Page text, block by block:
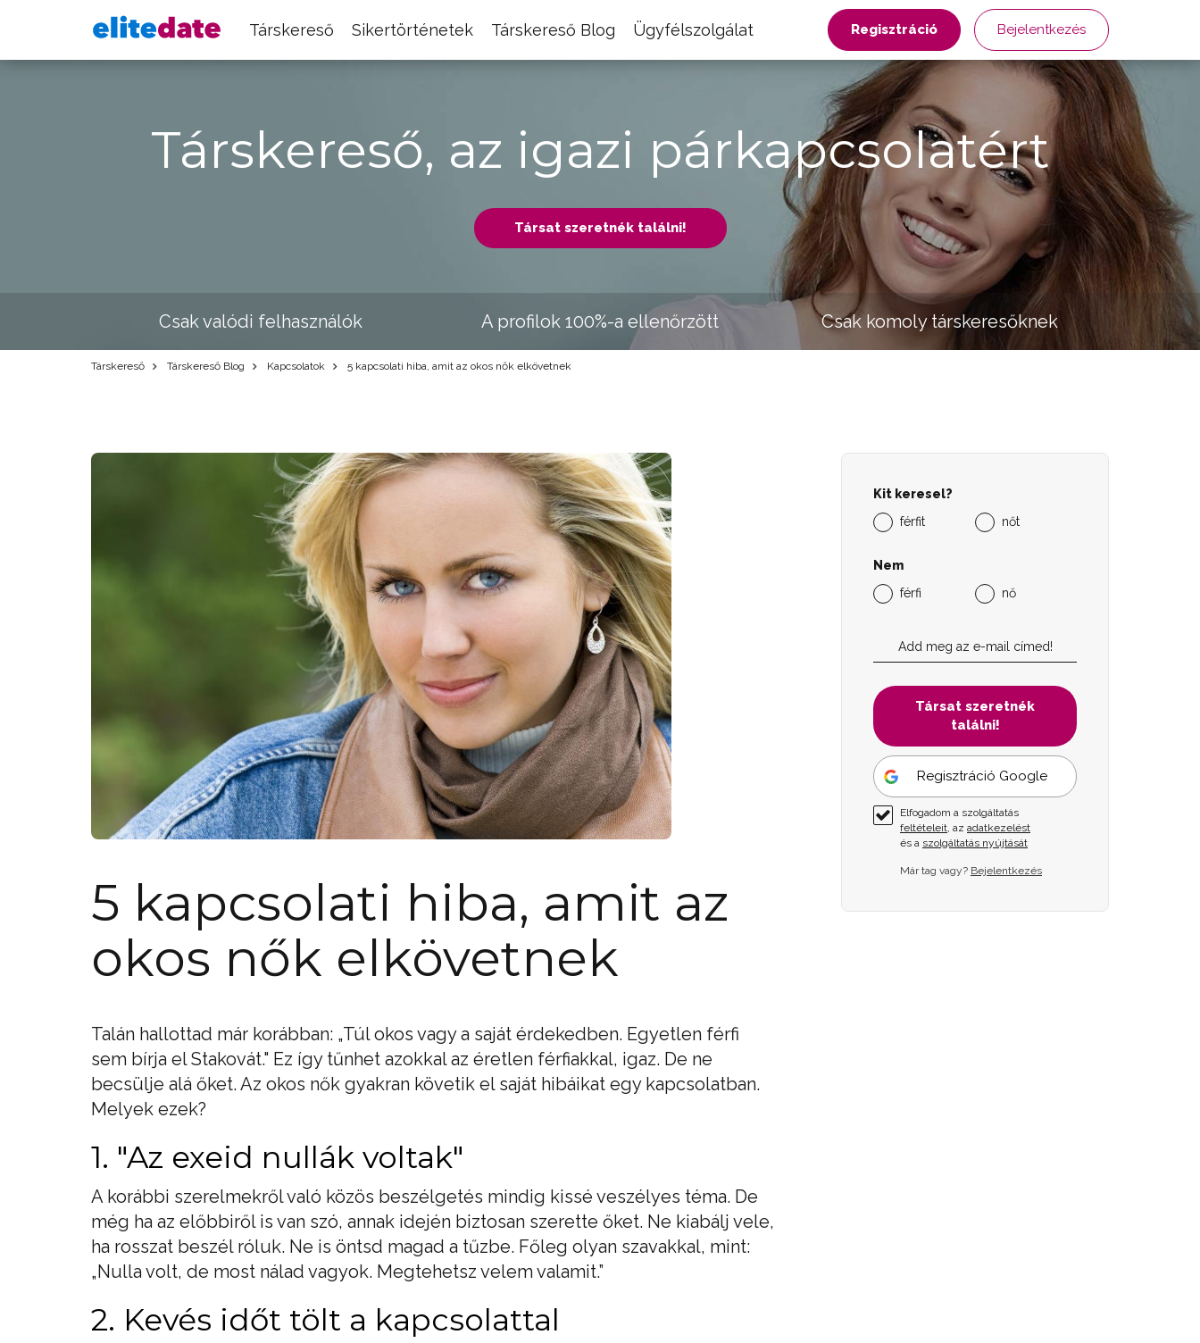
Társkereső Sikertörténetek Társkereső Blog Ügyfélszolgálat Regisztráció Bejelentkezés
Társkereső, az igazi párkapcsolatért
Társat szeretnék találni!
Csak valódi felhasználók A profilok 100%-a ellenőrzött Csak komoly társkeresőknek
Társkereső Társkereső Blog Kapcsolatok 5 kapcsolati hiba, amit az okos nők elkövetnek
5 kapcsolati hiba, amit az
okos nők elkövetnek
Talán hallottad már korábban: „Túl okos vagy a saját érdekedben. Egyetlen férfi
sem bírja el Stakovát." Ez így tűnhet azokkal az éretlen férfiakkal, igaz. De ne
becsülje alá őket. Az okos nők gyakran követik el saját hibáikat egy kapcsolatban.
Melyek ezek?
1. "Az exeid nullák voltak"
A korábbi szerelmekről való közös beszélgetés mindig kissé veszélyes téma. De
még ha az előbbiről is van szó, annak idején biztosan szerette őket. Ne kiabálj vele,
ha rosszat beszél róluk. Ne is öntsd magad a tűzbe. Főleg olyan szavakkal, mint:
„Nulla volt, de most nálad vagyok. Megtehetsz velem valamit.”
2. Kevés időt tölt a kapcsolattal
Kit keresel?
férfit
nőt
Nem
férfi
nő
Társat szeretnék
találni!
Regisztráció Google
Elfogadom a szolgáltatás
feltételeit, az adatkezelést
és a szolgáltatás nyújtását
Már tag vagy? Bejelentkezés